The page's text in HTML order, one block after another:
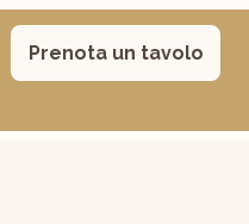
Prenota un tavolo